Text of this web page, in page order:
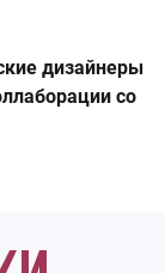
дизайнеры
со